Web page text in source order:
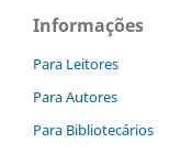
Informações
Para Leitores
Para Autores
Para Bibliotecários